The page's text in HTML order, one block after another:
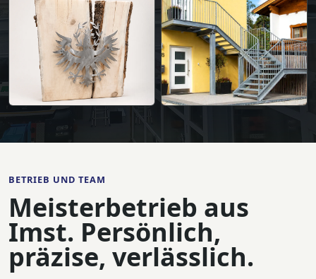
BETRIEB UND TEAM
Meisterbetrieb aus
Imst. Persönlich,
präzise, verlässlich.